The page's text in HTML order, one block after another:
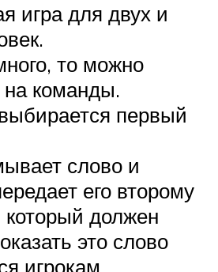
игра для двух и
то можно
на команды.
первый
слово и
его второму
который должен
это слово
игрокам.